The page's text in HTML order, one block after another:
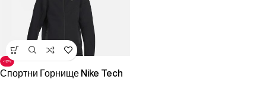
-12%
Спортни Горнище Nike Tech